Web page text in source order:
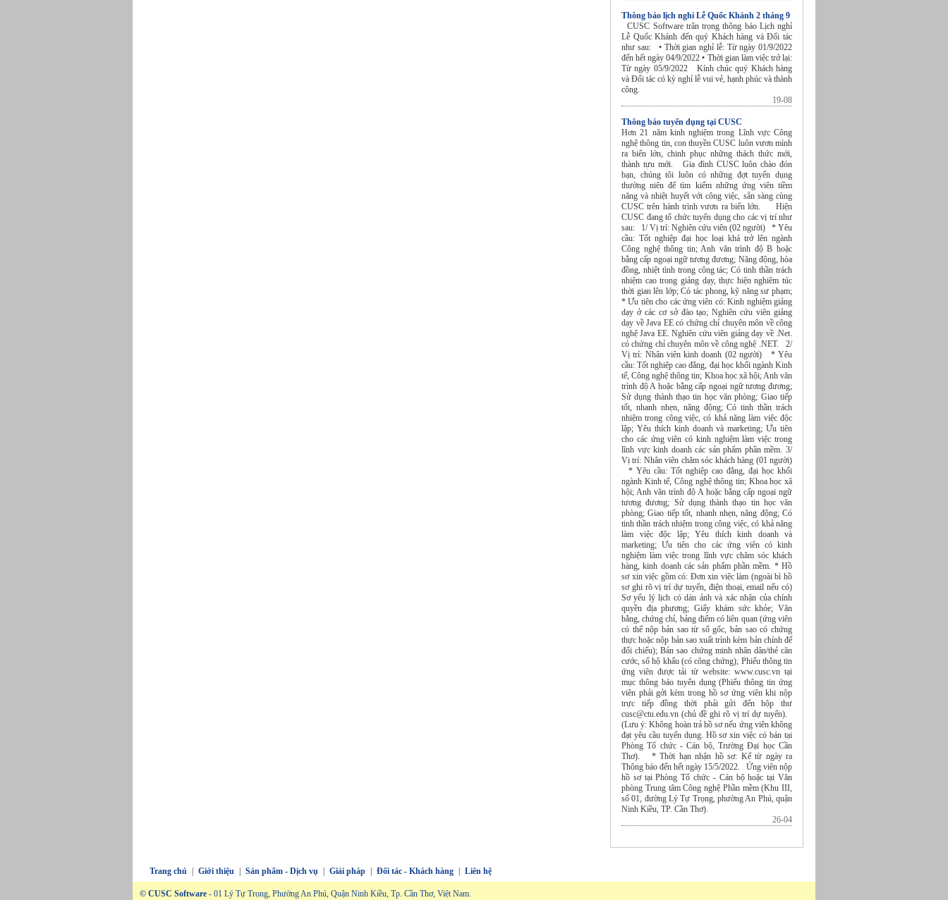
Thông báo lịch nghỉ Lễ Quốc Khánh 2 tháng 9
CUSC Software trân trọng thông báo Lịch nghỉ
Lễ Quốc Khánh đến quý Khách hàng và Đối tác
như sau: • Thời gian nghỉ lễ: Từ ngày 01/9/2022
đến hết ngày 04/9/2022 • Thời gian làm việc trở lại:
Từ ngày 05/9/2022 Kính chúc quý Khách hàng
và Đối tác có kỳ nghỉ lễ vui vẻ, hạnh phúc và thành
công.
19-08
Thông báo tuyển dụng tại CUSC
Hơn 21 năm kinh nghiệm trong Lĩnh vực Công
nghệ thông tin, con thuyền CUSC luôn vươn mình
ra biển lớn, chinh phục những thách thức mới,
thành tựu mới. Gia đình CUSC luôn chào đón
bạn, chúng tôi luôn có những đợt tuyển dụng
thường niên để tìm kiếm những ứng viên tiềm
năng và nhiệt huyết với công việc, sẵn sàng cùng
CUSC trên hành trình vươn ra biển lớn. Hiện
CUSC đang tổ chức tuyển dụng cho các vị trí như
sau: 1/ Vị trí: Nghiên cứu viên (02 người) * Yêu
cầu: Tốt nghiệp đại học loại khá trở lên ngành
Công nghệ thông tin; Anh văn trình độ B hoặc
bằng cấp ngoại ngữ tương đương; Năng động, hòa
đồng, nhiệt tình trong công tác; Có tinh thần trách
nhiệm cao trong giảng dạy, thực hiện nghiêm túc
thời gian lên lớp; Có tác phong, kỹ năng sư phạm;
* Ưu tiên cho các ứng viên có: Kinh nghiệm giảng
dạy ở các cơ sở đào tạo; Nghiên cứu viên giảng
dạy về Java EE có chứng chỉ chuyên môn về công
nghệ Java EE. Nghiên cứu viên giảng dạy về .Net.
có chứng chỉ chuyên môn về công nghệ .NET. 2/
Vị trí: Nhân viên kinh doanh (02 người) * Yêu
cầu: Tốt nghiệp cao đẳng, đại học khối ngành Kinh
tế, Công nghệ thông tin; Khoa học xã hội; Anh văn
trình độ A hoặc bằng cấp ngoại ngữ tương đương;
Sử dụng thành thạo tin học văn phòng; Giao tiếp
tốt, nhanh nhẹn, năng động; Có tinh thần trách
nhiệm trong công việc, có khả năng làm việc độc
lập; Yêu thích kinh doanh và marketing; Ưu tiên
cho các ứng viên có kinh nghiệm làm việc trong
lĩnh vực kinh doanh các sản phẩm phần mềm. 3/
Vị trí: Nhân viên chăm sóc khách hàng (01 người)
* Yêu cầu: Tốt nghiệp cao đẳng, đại học khối
ngành Kinh tế, Công nghệ thông tin; Khoa học xã
hội; Anh văn trình độ A hoặc bằng cấp ngoại ngữ
tương đương; Sử dụng thành thạo tin học văn
phòng; Giao tiếp tốt, nhanh nhẹn, năng động; Có
tinh thần trách nhiệm trong công việc, có khả năng
làm việc độc lập; Yêu thích kinh doanh và
marketing; Ưu tiên cho các ứng viên có kinh
nghiệm làm việc trong lĩnh vực chăm sóc khách
hàng, kinh doanh các sản phẩm phần mềm. * Hồ
sơ xin việc gồm có: Đơn xin việc làm (ngoài bì hồ
sơ ghi rõ vị trí dự tuyển, điện thoại, email nếu có)
Sơ yếu lý lịch có dán ảnh và xác nhận của chính
quyền địa phương; Giấy khám sức khỏe; Văn
bằng, chứng chỉ, bảng điểm có liên quan (ứng viên
có thể nộp bản sao từ sổ gốc, bản sao có chứng
thực hoặc nộp bản sao xuất trình kèm bản chính để
đối chiếu); Bản sao chứng minh nhân dân/thẻ căn
cước, sổ hộ khẩu (có công chứng); Phiếu thông tin
ứng viên được tải từ website: www.cusc.vn tại
mục thông báo tuyển dụng (Phiếu thông tin ứng
viên phải gởi kèm trong hồ sơ ứng viên khi nộp
trực tiếp đồng thời phải gửi đến hộp thư
cusc@ctu.edu.vn (chủ đề ghi rõ vị trí dự tuyển).
(Lưu ý: Không hoàn trả hồ sơ nếu ứng viên không
đạt yêu cầu tuyển dụng. Hồ sơ xin việc có bán tại
Phòng Tổ chức - Cán bộ, Trường Đại học Cần
Thơ). * Thời hạn nhận hồ sơ: Kể từ ngày ra
Thông báo đến hết ngày 15/5/2022. Ứng viên nộp
hồ sơ tại Phòng Tổ chức - Cán bộ hoặc tại Văn
phòng Trung tâm Công nghệ Phần mềm (Khu III,
số 01, đường Lý Tự Trọng, phường An Phú, quận
Ninh Kiều, TP. Cần Thơ).
26-04
Trang chủ Giới thiệu Sản phẩm - Dịch vụ Giải pháp Đối tác - Khách hàng Liên hệ
© CUSC Software - 01 Lý Tự Trọng, Phường An Phú, Quận Ninh Kiều, Tp. Cần Thơ, Việt Nam.